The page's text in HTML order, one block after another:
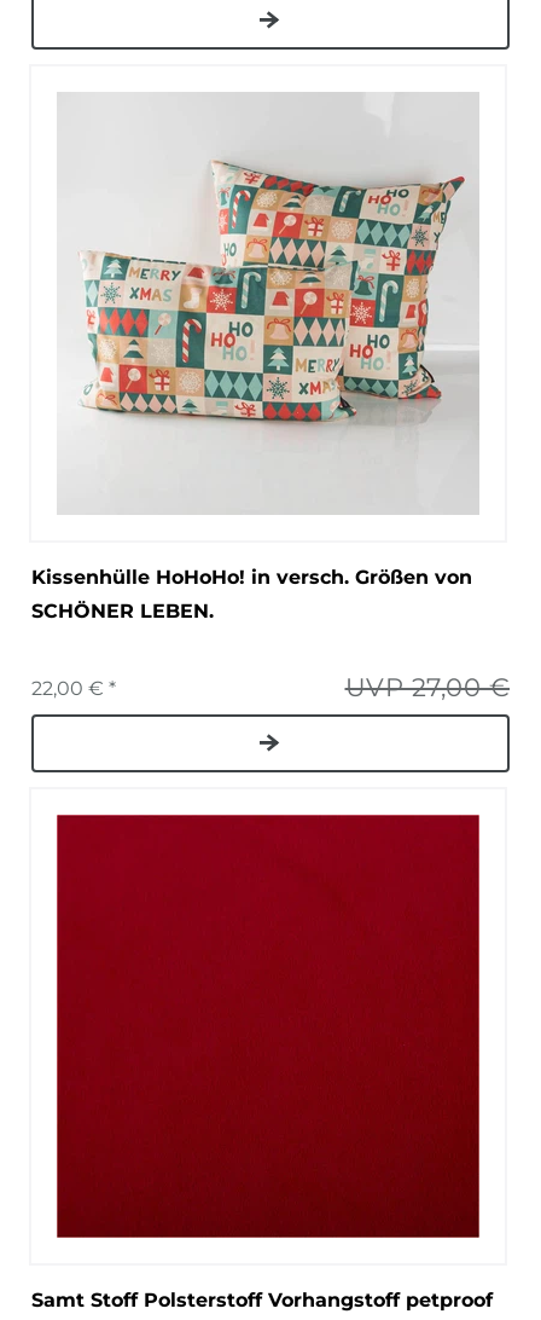
Kissenhülle HoHoHo! in versch. Größen von
SCHÖNER LEBEN.
UVP 27,00 €
22,00 € *
Samt Stoff Polsterstoff Vorhangstoff petproof